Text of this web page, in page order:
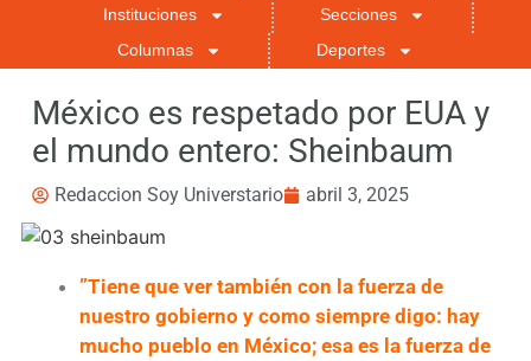
Instituciones
Secciones
Columnas
Deportes
México es respetado por EUA y
el mundo entero: Sheinbaum
Redaccion Soy Universtario abril 3, 2025
”Tiene que ver también con la fuerza de
nuestro gobierno y como siempre digo: hay
mucho pueblo en México; esa es la fuerza de